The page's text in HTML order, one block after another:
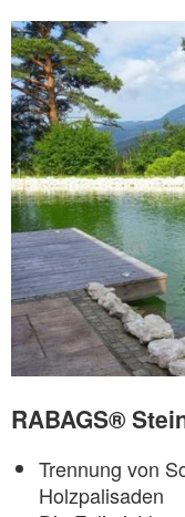
RABAGS®
Trennung von
Holzpalisaden